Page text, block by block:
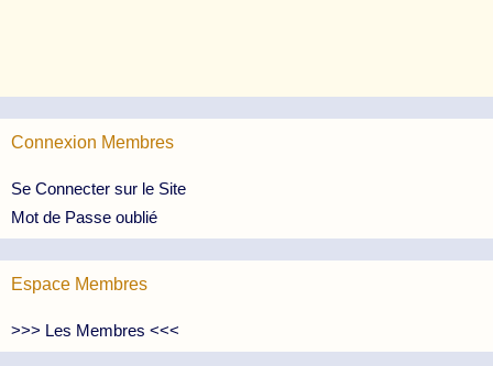
Connexion Membres
Se Connecter sur le Site
Mot de Passe oublié
Espace Membres
>>> Les Membres <<<